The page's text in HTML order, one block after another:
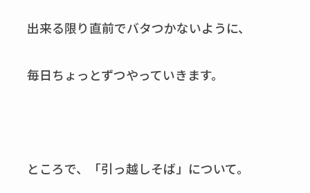
出来る限り直前でバタつかないように、
毎日ちょっとずつやっていきます。
ところで、「引っ越しそば」について。